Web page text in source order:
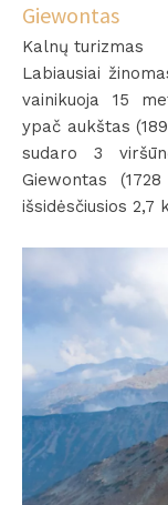
Giewontas
Kalnų turizmas
Labiausiai
vainikuoja 15
ypač aukštas
sudaro 3
Giewontas
išsidėsčiusios 2,7